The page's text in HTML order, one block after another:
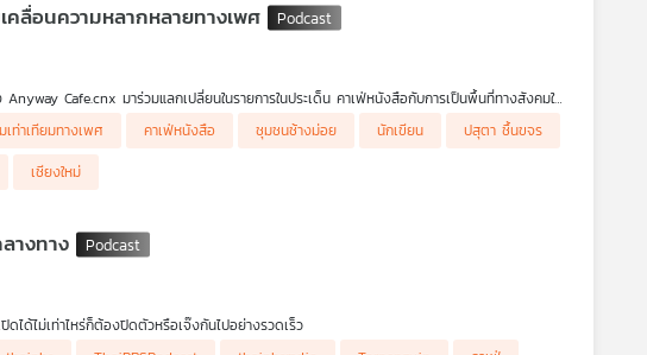
ลื่อนความหลากหลายทางเพศ
Cafe.cnx มาร่วมแลกเปลี่ยนในรายการในประเด็น คาเฟ่หนังสือกับการเป็นพื้นที่ทางสังคมใน
วนการเพื่อสื่อสาร การใช้เครื่องมือ และสร้างการมีส่วนร่วมกับผู้มาร้านหนังสืออย่างไร, เชียงใหม่
ผลกระทบอย่างไรต่อธุรกิจร้านหนังสือและคาเฟ่ จากนั้นคุณกิ่งและคุณมาย จะพาผู้ฟังเที่ยวไปตาม
เป็นที่ตั้งของคาเฟ่หนังสือแห่งนี้
เท่าเทียมทางเพศ คาเฟ่หนังสือ ชุมชนช้างม่อย นักเขียน
ปสุตา ชื้นขจร
เชียงใหม่
างทาง
ได้ไม่เท่าไหร่ก็ต้องปิดตัวหรือเจ๊งกันไปอย่างรวดเร็ว
รือใหญ่แบบวิวสวน ตกแต่งกันอย่างสวยงามมีเอกลักษณ์เฉพาะตัว ซึ่งเราจะเรียกกันสั้น ๆ ง่าย ๆ